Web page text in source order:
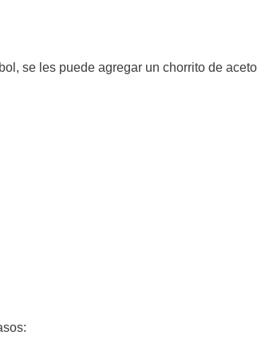
se les puede agregar un chorrito de